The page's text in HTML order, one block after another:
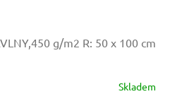
g/m2 R: 50 x 100 cm
Skladem